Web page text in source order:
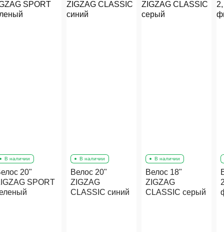
В наличии
Велос 20"
ZIGZAG
CLASSIC синий
В наличии
Велос 18"
ZIGZAG
CLASSIC серый
В наличии
Велосипед 658-
2, 3-х колесный,
фиолетовый